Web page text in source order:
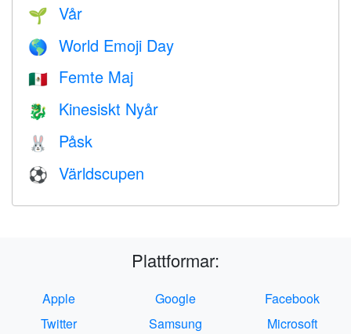
🌱 Vår
🌎 World Emoji Day
🇲🇽 Femte Maj
🐉 Kinesiskt Nyår
🐰 Påsk
⚽ Världscupen
Plattformar:
Apple Google
Facebook
Twitter
Samsung
Microsoft